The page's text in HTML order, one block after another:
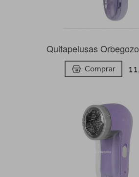
Quitapelusas
Comprar